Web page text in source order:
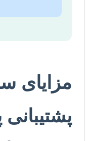
مزایای
پشتیبانی